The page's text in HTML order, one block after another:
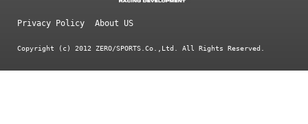
Privacy Policy About US
Copyright (c) 2012 ZERO/SPORTS.Co.,Ltd. All Rights Reserved.